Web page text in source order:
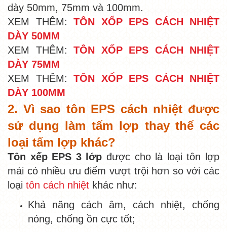
dày 50mm, 75mm và 100mm.
XEM THÊM: TÔN XỐP EPS CÁCH NHIỆT
DÀY 50MM
XEM THÊM: TÔN XỐP EPS CÁCH NHIỆT
DÀY 75MM
XEM THÊM: TÔN XỐP EPS CÁCH NHIỆT
DÀY 100MM
2. Vì sao tôn EPS cách nhiệt được
sử dụng làm tấm lợp thay thế các
loại tấm lợp khác?
Tôn xếp EPS 3 lớp được cho là loại tôn lợp
mái có nhiều ưu điểm vượt trội hơn so với các
loại tôn cách nhiệt khác như:
Khả năng cách âm, cách nhiệt, chống
nóng, chống ồn cực tốt;